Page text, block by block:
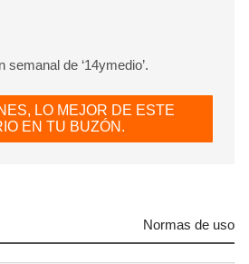
de ‘14ymedio’.
LO MEJOR DE ESTE
EN TU BUZÓN.
Normas de uso